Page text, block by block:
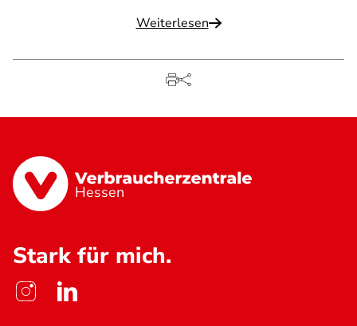
Weiterlesen
Hessen
Stark für mich.